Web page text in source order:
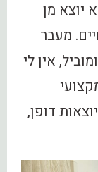
יוצא מן
מעבר
אין לי
דופן,